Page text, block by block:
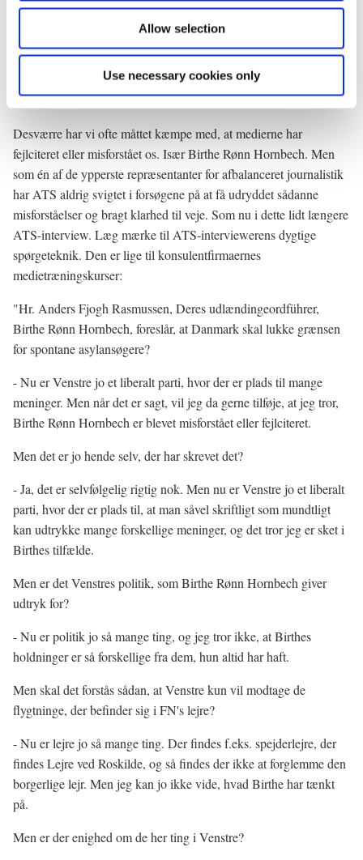
Allow selection
Use necessary cookies only
der alligevel ingen, der tror på, og når det kommer til stykket, er
det måske i virkeligheden bedre at sætte den op, men nok om
det".
Det var i den forbindelse, at ATS kunne afsløre titlen på en ny
bogudgivelse: "Fra socialstat til minimalstat - og tilbage igen".
Desværre har vi ofte måttet kæmpe med, at medierne har
fejlciteret eller misforstået os. Især Birthe Rønn Hornbech. Men
som én af de ypperste repræsentanter for afbalanceret journalistik
har ATS aldrig svigtet i forsøgene på at få udryddet sådanne
misforståelser og bragt klarhed til veje. Som nu i dette lidt længere
ATS-interview. Læg mærke til ATS-interviewerens dygtige
spørgeteknik. Den er lige til konsulentfirmaernes
medietræningskurser:
"Hr. Anders Fjogh Rasmussen, Deres udlændingeordführer,
Birthe Rønn Hornbech, foreslår, at Danmark skal lukke grænsen
for spontane asylansøgere?
- Nu er Venstre jo et liberalt parti, hvor der er plads til mange
meninger. Men når det er sagt, vil jeg da gerne tilføje, at jeg tror,
Birthe Rønn Hornbech er blevet misforstået eller fejlciteret.
Men det er jo hende selv, der har skrevet det?
- Ja, det er selvfølgelig rigtig nok. Men nu er Venstre jo et liberalt
parti, hvor der er plads til, at man såvel skriftligt som mundtligt
kan udtrykke mange forskellige meninger, og det tror jeg er sket i
Birthes tilfælde.
Men er det Venstres politik, som Birthe Rønn Hornbech giver
udtryk for?
- Nu er politik jo så mange ting, og jeg tror ikke, at Birthes
holdninger er så forskellige fra dem, hun altid har haft.
Men skal det forstås sådan, at Venstre kun vil modtage de
flygtninge, der befinder sig i FN's lejre?
- Nu er lejre jo så mange ting. Der findes f.eks. spejderlejre, der
findes Lejre ved Roskilde, og så findes der ikke at forglemme den
borgerlige lejr. Men jeg kan jo ikke vide, hvad Birthe har tænkt
på.
Men er der enighed om de her ting i Venstre?